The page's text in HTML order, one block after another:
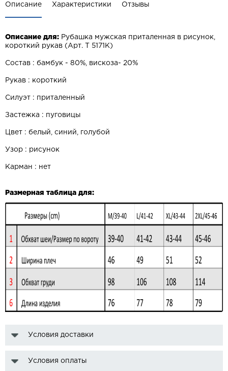
Описание Характеристики Отзывы
Описание для: Рубашка мужская приталенная в рисунок,
короткий рукав (Арт. T 5171K)
Состав : бамбук - 80%, вискоза- 20%
Рукав : короткий
Силуэт : приталенный
Застежка : пуговицы
Цвет : белый, синий, голубой
Узор : рисунок
Карман : нет
Размерная таблица для:
Условия доставки
Условия оплаты